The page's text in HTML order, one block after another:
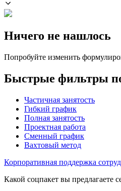
Ничего не нашлось
Попробуйте изменить
Быстрые фильтры
Частичная занятость
Гибкий график
Полная занятость
Проектная работа
Сменный график
Вахтовый метод
Корпоративная поддержка
Какой соцпакет вы предлагаете